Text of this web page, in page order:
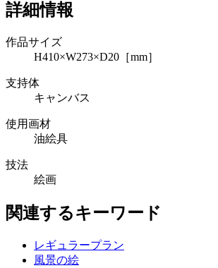
詳細情報
作品サイズ
H410×W273×D20［mm］
支持体
キャンバス
使用画材
油絵具
技法
絵画
関連するキーワード
レギュラープラン
風景の絵